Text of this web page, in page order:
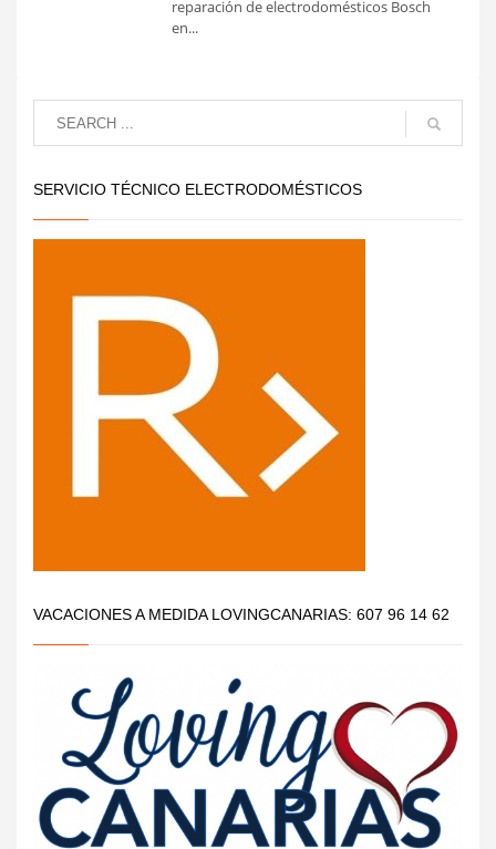
reparación de electrodomésticos Bosch
en...
SERVICIO TÉCNICO ELECTRODOMÉSTICOS
VACACIONES A MEDIDA LOVINGCANARIAS: 607 96 14 62